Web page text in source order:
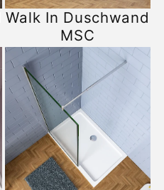
Walk In Duschwand
MSC